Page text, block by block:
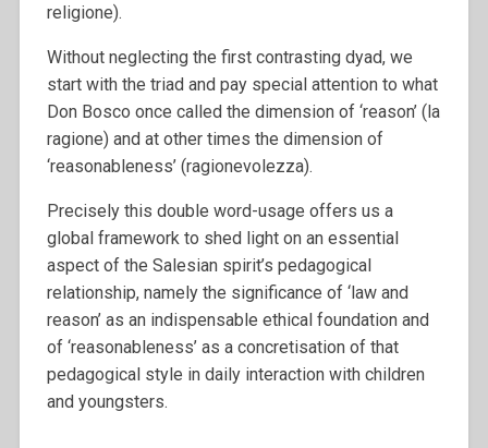
religione).
Without neglecting the first contrasting dyad, we
start with the triad and pay special attention to what
Don Bosco once called the dimension of ‘reason’ (la
ragione) and at other times the dimension of
‘reasonableness’ (ragionevolezza).
Precisely this double word-usage offers us a
global framework to shed light on an essential
aspect of the Salesian spirit’s pedagogical
relationship, namely the significance of ‘law and
reason’ as an indispensable ethical foundation and
of ‘reasonableness’ as a concretisation of that
pedagogical style in daily interaction with children
and youngsters.